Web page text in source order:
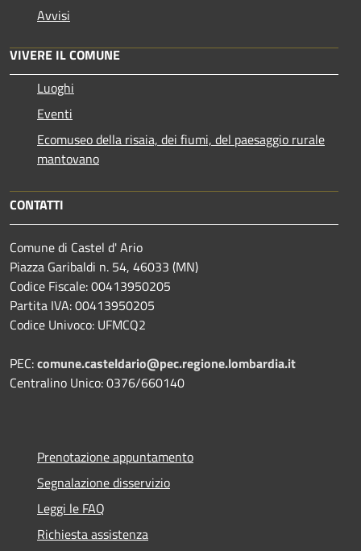
Avvisi
VIVERE IL COMUNE
Luoghi
Eventi
Ecomuseo della risaia, dei fiumi, del paesaggio rurale
mantovano
CONTATTI
Comune di Castel d' Ario
Piazza Garibaldi n. 54, 46033 (MN)
Codice Fiscale: 00413950205
Partita IVA: 00413950205
Codice Univoco: UFMCQ2
PEC:comune.casteldario@pec.regione.lombardia.it
Centralino Unico: 0376/660140
Prenotazione appuntamento
Segnalazione disservizio
Leggi le FAQ
Richiesta assistenza